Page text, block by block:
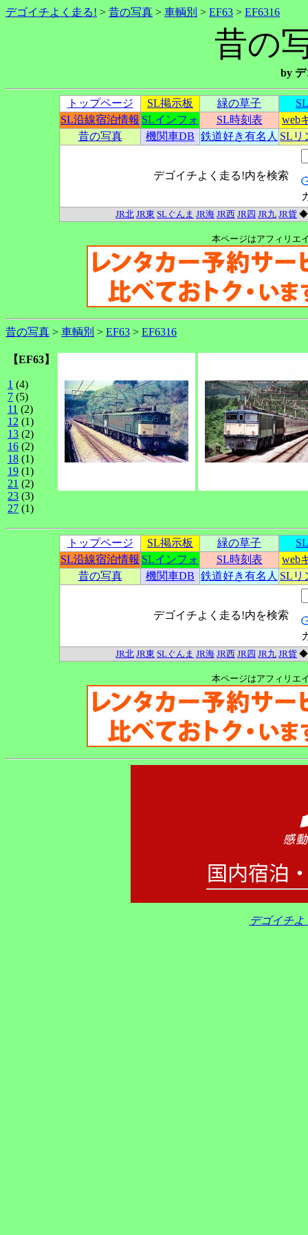
デゴイチよく走る! > 昔の写真 > 車輌別 > EF63 > EF6316
昔の
by
トップページ SL掲示板 緑の草子
SL沿線宿泊情報 SLインフォ SL時刻表
web
昔の写真
機関車DB 鉄道好き有名人 SLリ
デゴイチよく走る!内を検索
JR北 JR東 SLぐんま JR海 JR西 JR四 JR九 JR貨
本ページはアフィリエ
昔の写真 > 車輌別 > EF63 > EF6316
【EF63】
1 (4)
7 (5)
11 (2)
12 (1)
13 (2)
16 (2)
18 (1)
19 (1)
21 (2)
23 (3)
27 (1)
トップページ SL掲示板 緑の草子
SL沿線宿泊情報 SLインフォ SL時刻表
web
昔の写真
機関車DB 鉄道好き有名人 SLリ
デゴイチよく走る!内を検索
JR北 JR東 SLぐんま JR海 JR西 JR四 JR九 JR貨
本ページはアフィリエ
デゴイチよ